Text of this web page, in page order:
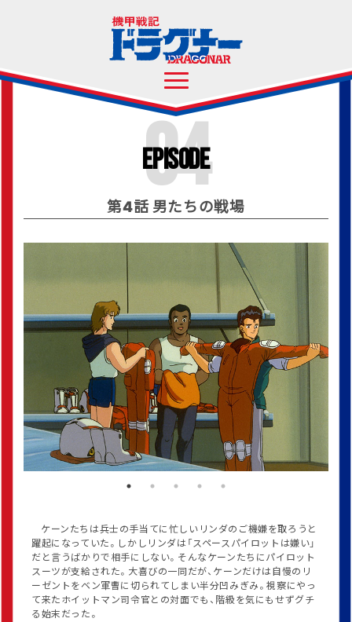
Episode
04
第4話 男たちの戦場
ケーンたちは兵士の手当てに忙しいリンダのご機嫌を取ろうと
躍起になっていた。しかしリンダは「スペースパイロットは嫌い」
だと言うばかりで相手にしない。そんなケーンたちにパイロット
スーツが支給された。大喜びの一同だが、ケーンだけは自慢のリ
ーゼントをベン軍曹に切られてしまい半分凹みぎみ。視察にやっ
て来たホイットマン司令官との対面でも、階級を気にもせずグチ
る始末だった。